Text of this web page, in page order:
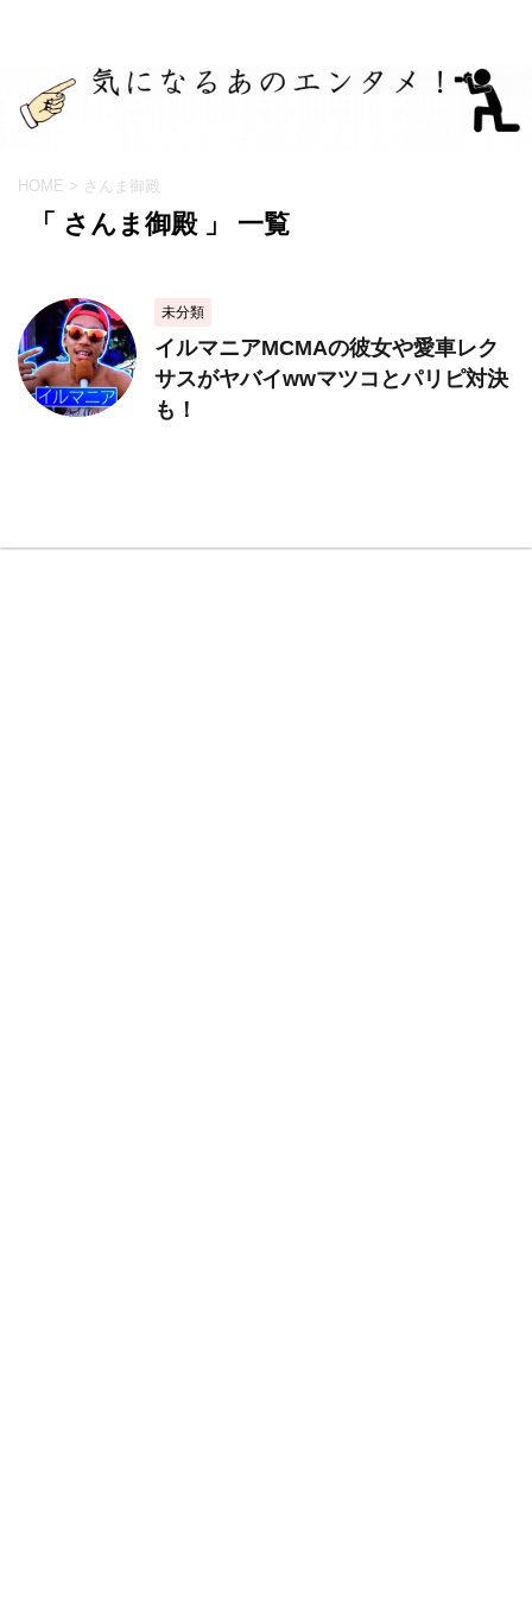
HOME > さんま御殿
「 さんま御殿 」 一覧
未分類
イルマニアMCMAの彼女や愛車レク
サスがヤバイwwマツコとパリピ対決
も！